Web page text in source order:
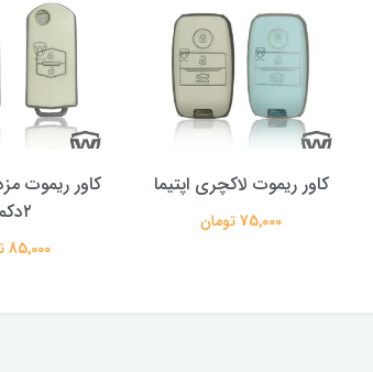
کاور ریموت لاکچری اپتیما
75,000 تومان
کاور ریموت
۲دکمه
85,000 تومان